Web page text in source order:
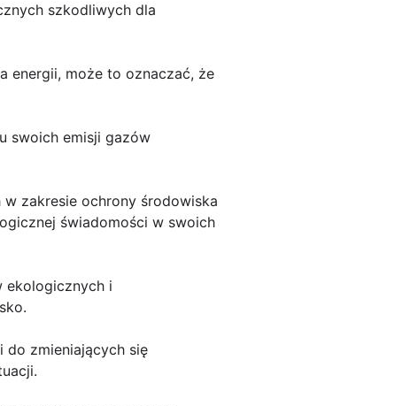
szkodliwych dla
energii, może to oznaczać, że
swoich emisji gazów
zakresie ochrony środowiska
świadomości w swoich
ekologicznych i
do zmieniających się